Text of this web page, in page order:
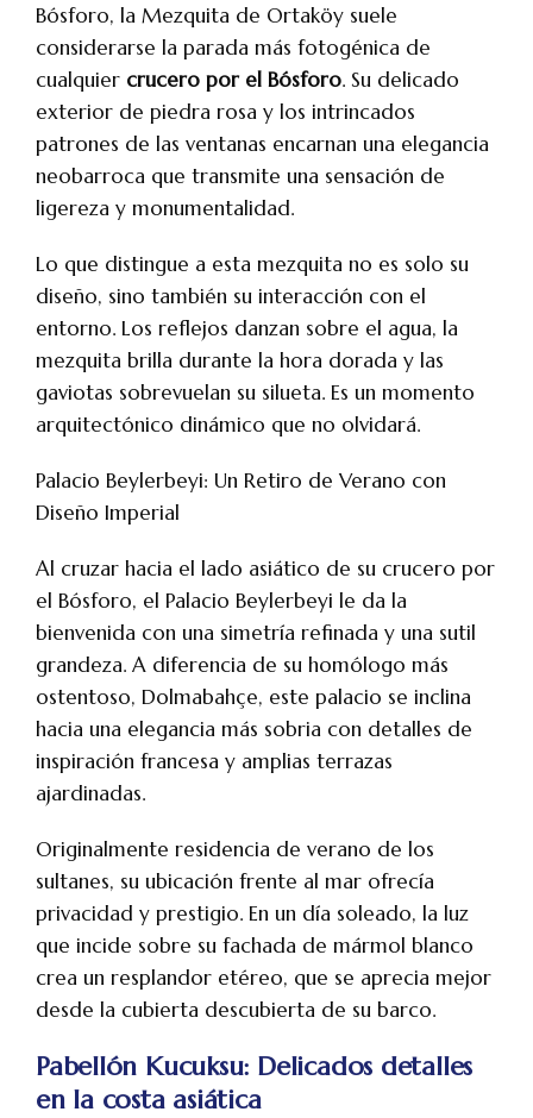
Bósforo, la Mezquita de Ortaköy suele
considerarse la parada más fotogénica de
cualquier crucero por el Bósforo. Su delicado
exterior de piedra rosa y los intrincados
patrones de las ventanas encarnan una elegancia
neobarroca que transmite una sensación de
ligereza y monumentalidad.
Lo que distingue a esta mezquita no es solo su
diseño, sino también su interacción con el
entorno. Los reflejos danzan sobre el agua, la
mezquita brilla durante la hora dorada y las
gaviotas sobrevuelan su silueta. Es un momento
arquitectónico dinámico que no olvidará.
Palacio Beylerbeyi: Un Retiro de Verano con
Diseño Imperial
Al cruzar hacia el lado asiático de su crucero por
el Bósforo, el Palacio Beylerbeyi le da la
bienvenida con una simetría refinada y una sutil
grandeza. A diferencia de su homólogo más
ostentoso, Dolmabahçe, este palacio se inclina
hacia una elegancia más sobria con detalles de
inspiración francesa y amplias terrazas
ajardinadas.
Originalmente residencia de verano de los
sultanes, su ubicación frente al mar ofrecía
privacidad y prestigio. En un día soleado, la luz
que incide sobre su fachada de mármol blanco
crea un resplandor etéreo, que se aprecia mejor
desde la cubierta descubierta de su barco.
Pabellón Kucuksu: Delicados detalles
en la costa asiática